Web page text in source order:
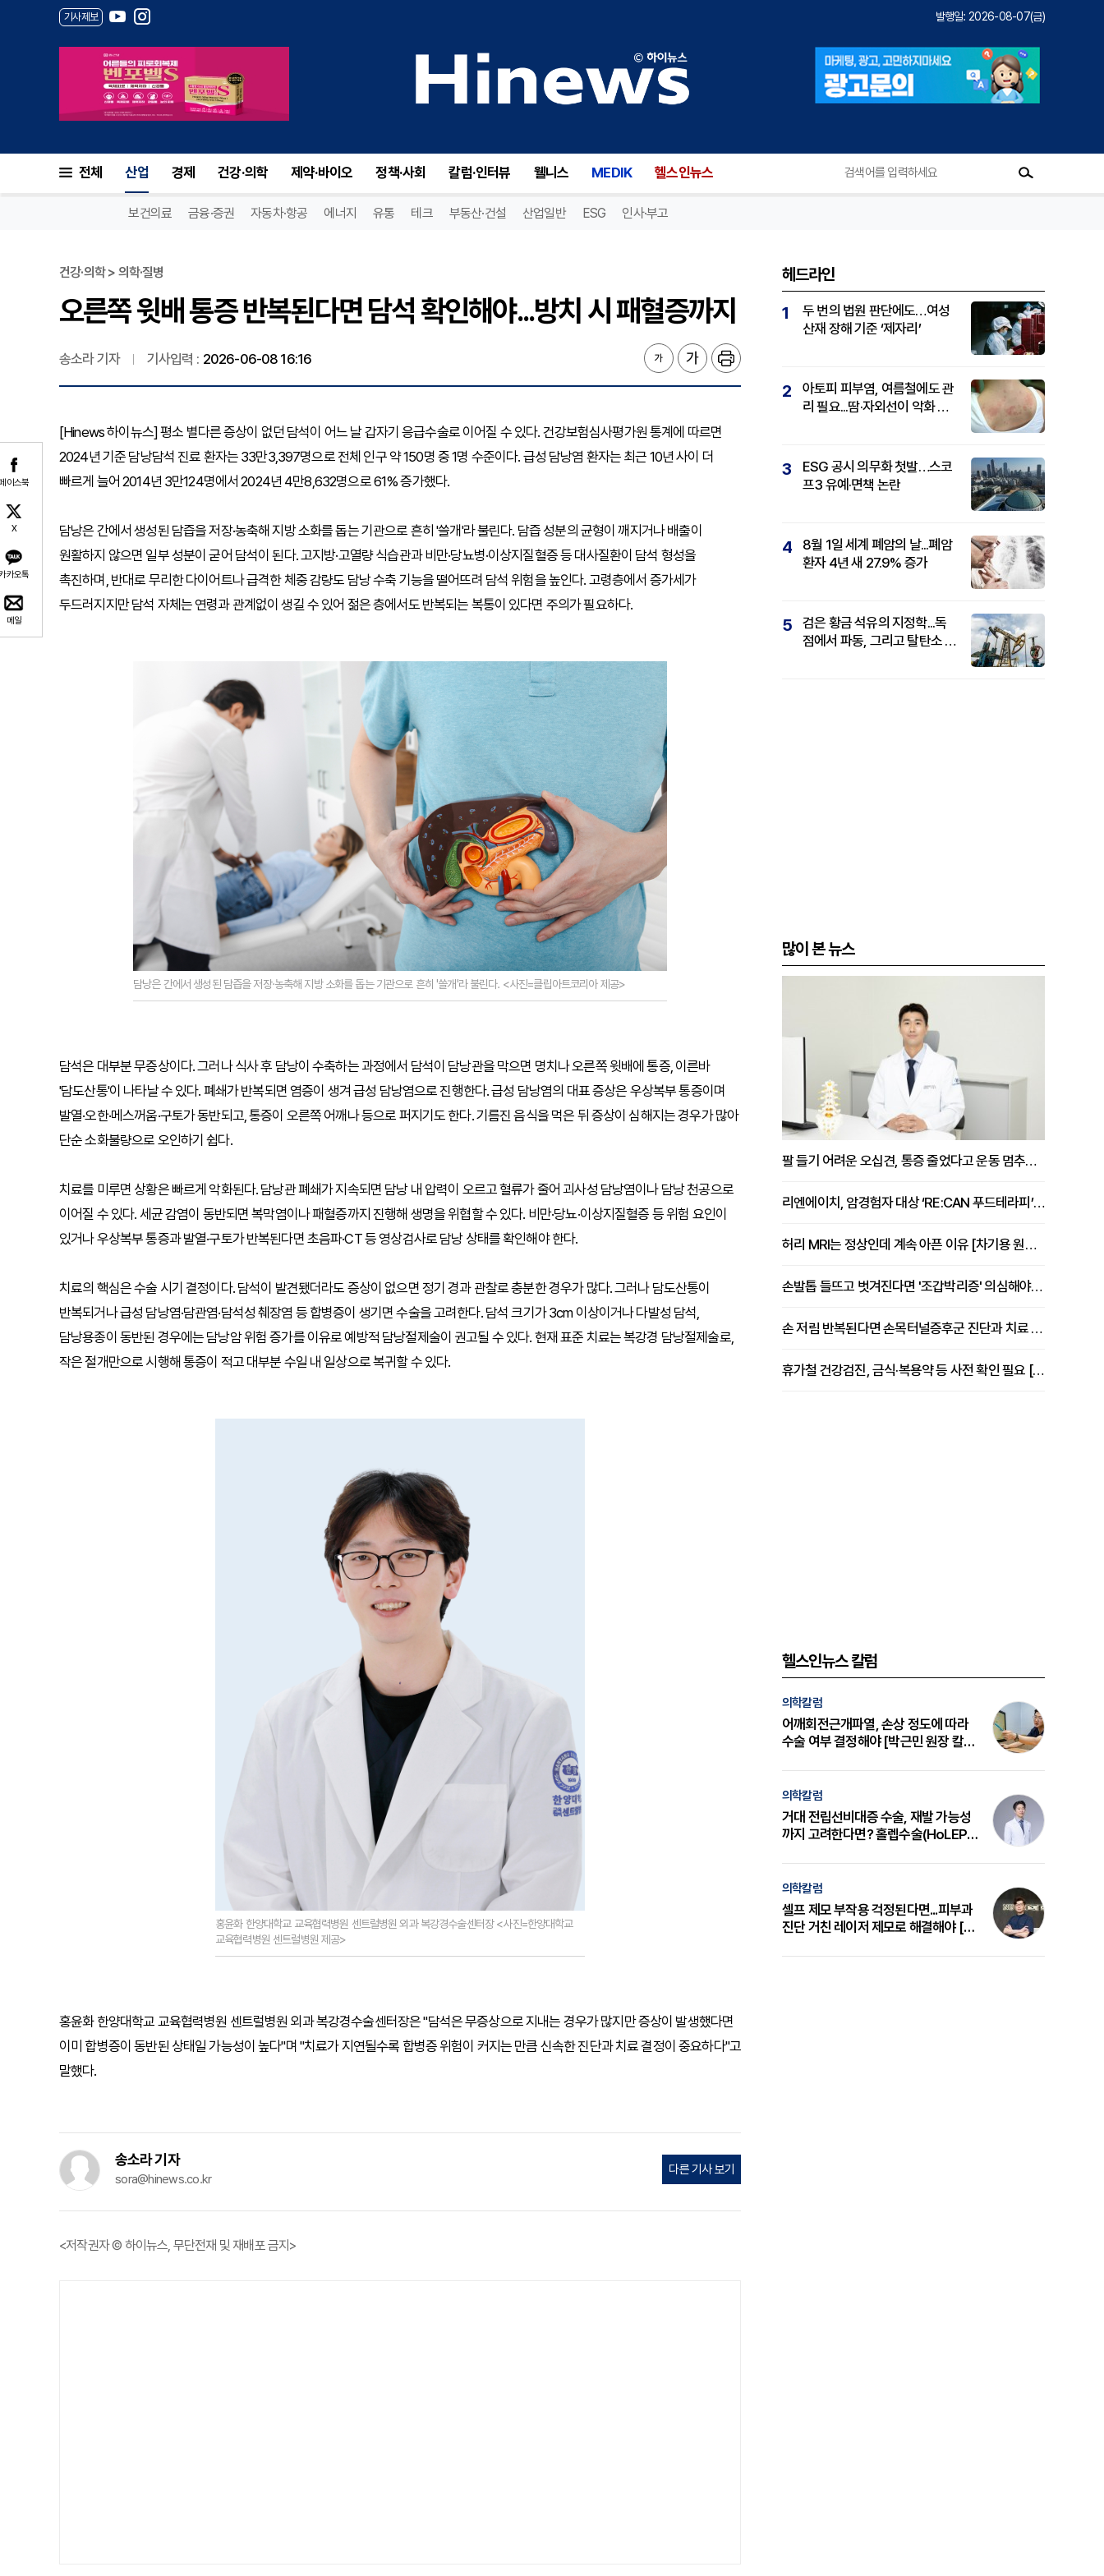
기사제보 발행일: 2026-08-07(금)
전체 산업 경제 건강·의학 제약·바이오 정책·사회 칼럼·인터뷰 웰니스 MEDIK 헬스인뉴스
보건의료 금융·증권 자동차·항공 에너지 유통 테크 부동산·건설 산업일반 ESG 인사·부고
이스북
X
카오톡
메일
건강·의학 > 의학·질병
오른쪽 윗배 통증 반복된다면 담석 확인해야...방치 시 패혈증까지
송소라 기자 기사입력 : 2026-06-08 16:16
[Hinews 하이뉴스] 평소 별다른 증상이 없던 담석이 어느 날 갑자기 응급수술로 이어질 수 있다. 건강보험심사평가원 통계에 따르면
2024년 기준 담낭담석 진료 환자는 33만3,397명으로 전체 인구 약 150명 중 1명 수준이다. 급성 담낭염 환자는 최근 10년 사이 더
빠르게 늘어 2014년 3만124명에서 2024년 4만8,632명으로 61% 증가했다.
담낭은 간에서 생성된 담즙을 저장·농축해 지방 소화를 돕는 기관으로 흔히 '쓸개'라 불린다. 담즙 성분의 균형이 깨지거나 배출이
원활하지 않으면 일부 성분이 굳어 담석이 된다. 고지방·고열량 식습관과 비만·당뇨병·이상지질혈증 등 대사질환이 담석 형성을
촉진하며, 반대로 무리한 다이어트나 급격한 체중 감량도 담낭 수축 기능을 떨어뜨려 담석 위험을 높인다. 고령층에서 증가세가
두드러지지만 담석 자체는 연령과 관계없이 생길 수 있어 젊은 층에서도 반복되는 복통이 있다면 주의가 필요하다.
담낭은 간에서 생성된 담즙을 저장·농축해 지방 소화를 돕는 기관으로 흔히 '쓸개'라 불린다. <사진=클립아트코리아 제공>
담석은 대부분 무증상이다. 그러나 식사 후 담낭이 수축하는 과정에서 담석이 담낭관을 막으면 명치나 오른쪽 윗배에 통증, 이른바
'담도산통'이 나타날 수 있다. 폐쇄가 반복되면 염증이 생겨 급성 담낭염으로 진행한다. 급성 담낭염의 대표 증상은 우상복부 통증이며
발열·오한·메스꺼움·구토가 동반되고, 통증이 오른쪽 어깨나 등으로 퍼지기도 한다. 기름진 음식을 먹은 뒤 증상이 심해지는 경우가 많아
단순 소화불량으로 오인하기 쉽다.
치료를 미루면 상황은 빠르게 악화된다. 담낭관 폐쇄가 지속되면 담낭 내 압력이 오르고 혈류가 줄어 괴사성 담낭염이나 담낭 천공으로
이어질 수 있다. 세균 감염이 동반되면 복막염이나 패혈증까지 진행해 생명을 위협할 수 있다. 비만·당뇨·이상지질혈증 등 위험 요인이
있거나 우상복부 통증과 발열·구토가 반복된다면 초음파·CT 등 영상검사로 담낭 상태를 확인해야 한다.
치료의 핵심은 수술 시기 결정이다. 담석이 발견됐더라도 증상이 없으면 정기 경과 관찰로 충분한 경우가 많다. 그러나 담도산통이
반복되거나 급성 담낭염·담관염·담석성 췌장염 등 합병증이 생기면 수술을 고려한다. 담석 크기가 3cm 이상이거나 다발성 담석,
담낭용종이 동반된 경우에는 담낭암 위험 증가를 이유로 예방적 담낭절제술이 권고될 수 있다. 현재 표준 치료는 복강경 담낭절제술로,
작은 절개만으로 시행해 통증이 적고 대부분 수일 내 일상으로 복귀할 수 있다.
홍윤화 한양대학교 교육협력병원 센트럴병원 외과 복강경수술센터장 <사진=한양대학교
교육협력병원 센트럴병원 제공>
홍윤화 한양대학교 교육협력병원 센트럴병원 외과 복강경수술센터장은 "담석은 무증상으로 지내는 경우가 많지만 증상이 발생했다면
이미 합병증이 동반된 상태일 가능성이 높다"며 "치료가 지연될수록 합병증 위험이 커지는 만큼 신속한 진단과 치료 결정이 중요하다"고
말했다.
송소라 기자
sora@hinews.co.kr
다른 기사 보기
<저작권자 © 하이뉴스, 무단전재 및 재배포 금지>
헤드라인
1
두 번의 법원 판단에도…여성
산재 장해 기준 ‘제자리’
2
아토피 피부염, 여름철에도 관
리 필요...땀·자외선이 악화 요
3
ESG 공시 의무화 첫발…스코
프3 유예·면책 논란
4
8월 1일 세계 폐암의 날...폐암
환자 4년 새 27.9% 증가
5
검은 황금 석유의 지정학...독
점에서 파동, 그리고 탈탄소 패
많이 본 뉴스
팔 들기 어려운 오십견, 통증 줄었다고 운동 멈추면 안 되는 이유 [이병욱 원장 칼럼]
리엔에이치, 암경험자 대상 ‘RE:CAN 푸드테라피’ 운영
허리 MRI는 정상인데 계속 아픈 이유 [차기용 원장 칼럼]
손발톱 들뜨고 벗겨진다면 '조갑박리증' 의심해야 [김철윤 원장 칼럼]
손 저림 반복된다면 손목터널증후군 진단과 치료 시기 살펴야 [김동현 원장 칼럼]
휴가철 건강검진, 금식·복용약 등 사전 확인 필요 [정도감 원장 칼럼]
헬스인뉴스 칼럼
의학칼럼
어깨회전근개파열, 손상 정도에 따라
수술 여부 결정해야 [박근민 원장 칼
의학칼럼
거대 전립선비대증 수술, 재발 가능성
까지 고려한다면? 홀렙수술(HoLEP)
의학칼럼
셀프 제모 부작용 걱정된다면...피부과
진단 거친 레이저 제모로 해결해야 [변